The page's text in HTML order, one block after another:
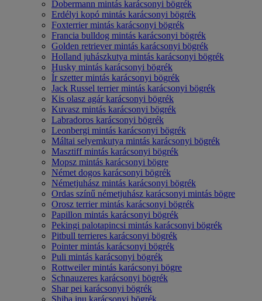
Dobermann mintás karácsonyi bögrék
Erdélyi kopó mintás karácsonyi bögrék
Foxterrier mintás karácsonyi bögrék
Francia bulldog mintás karácsonyi bögrék
Golden retriever mintás karácsonyi bögrék
Holland juhászkutya mintás karácsonyi bögrék
Husky mintás karácsonyi bögrék
Ír szetter mintás karácsonyi bögrék
Jack Russel terrier mintás karácsonyi bögrék
Kis olasz agár karácsonyi bögrék
Kuvasz mintás karácsonyi bögrék
Labradoros karácsonyi bögrék
Leonbergi mintás karácsonyi bögrék
Máltai selyemkutya mintás karácsonyi bögrék
Masztiff mintás karácsonyi bögrék
Mopsz mintás karácsonyi bögre
Német dogos karácsonyi bögrék
Németjuhász mintás karácsonyi bögrék
Ordas színű németjuhász karácsonyi mintás bögre
Orosz terrier mintás karácsonyi bögrék
Papillon mintás karácsonyi bögrék
Pekingi palotapincsi mintás karácsonyi bögrék
Pitbull terrieres karácsonyi bögrék
Pointer mintás karácsonyi bögrék
Puli mintás karácsonyi bögrék
Rottweiler mintás karácsonyi bögre
Schnauzeres karácsonyi bögrék
Shar pei karácsonyi bögrék
Shiba inu karácsonyi bögrék